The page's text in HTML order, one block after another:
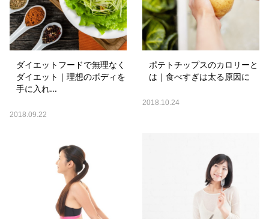
ダイエットフードで無理なく
ダイエット｜理想のボディを
手に入れ...
2018.09.22
ポテトチップスのカロリーと
は｜食べすぎは太る原因に
2018.10.24